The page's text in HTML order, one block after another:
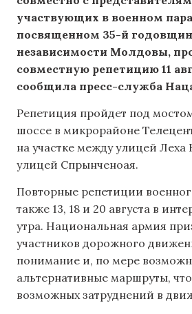
участвующих в военном
посвященном 35-й
независимости Молдовы,
совместную репетицию 11
сообщила пресс-служба
Репетиция пройдет под
шоссе в микрорайоне
на участке между улицей Леха
улицей Спрынченоая.
Повторные репетиции
также 13, 18 и 20 августа в
утра. Национальная армия
участников дорожного
понимание и, по мере
альтернативные маршруты,
возможных затруднений в